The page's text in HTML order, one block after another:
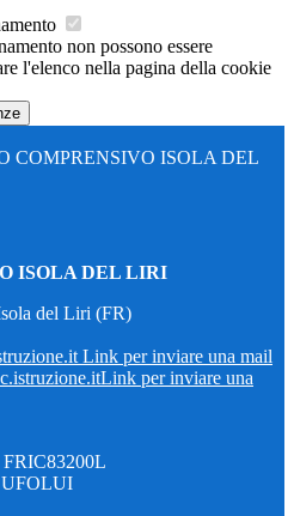
non possono essere
l'elenco nella pagina della cookie
COMPRENSIVO ISOLA DEL
ISOLA DEL LIRI
del Liri (FR)
Link per inviare una mail
Link per inviare una
FRIC83200L
UFOLUI